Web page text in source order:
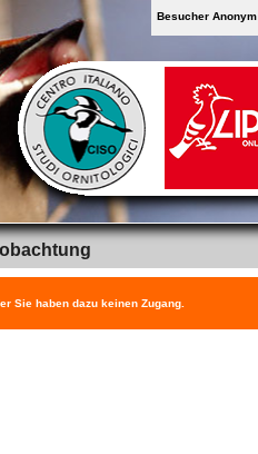
Besucher Anonym
Sie haben dazu keinen Zugang.